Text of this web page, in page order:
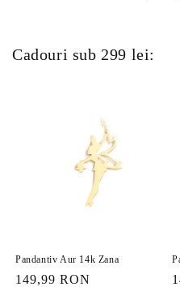
Cadouri sub 299 lei:
Pandantiv Aur 14k Zana
Preț
149,99 RON